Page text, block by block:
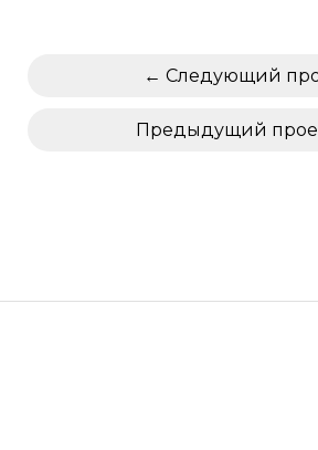
Предыдущий
Следующий